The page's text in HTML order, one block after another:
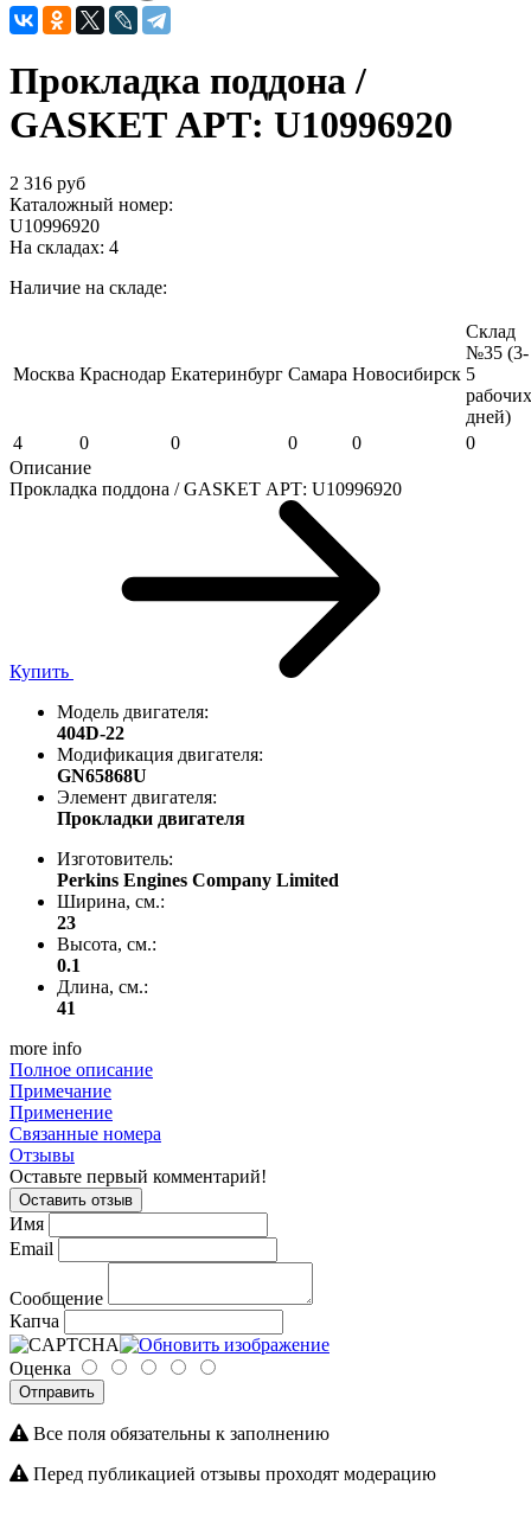
Прокладка поддона /
GASKET АРТ: U10996920
2 316 руб
Каталожный номер:
U10996920
На складах: 4
Наличие на складе:
Москва Краснодар Екатеринбург Самара Новосибирск
Склад
№35 (3-
5
рабочих
дней)
4
0 0 0 0
0
Описание
Прокладка поддона / GASKET АРТ: U10996920
Купить
Модель двигателя:
404D-22
Модификация двигателя:
GN65868U
Элемент двигателя:
Прокладки двигателя
Изготовитель:
Perkins Engines Company Limited
Ширина, см.:
23
Высота, см.:
0.1
Длина, см.:
41
more info
Полное описание
Примечание
Применение
Связанные номера
Отзывы
Оставьте первый комментарий!
Оставить отзыв
Имя
Email
Сообщение
Капча
Оценка
Отправить
Все поля обязательны к заполнению
Перед публикацией отзывы проходят модерацию